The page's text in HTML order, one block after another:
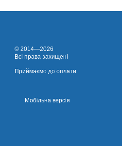
© 2014—2026
Всі права захищені
Приймаємо до оплати
Мобільна версія